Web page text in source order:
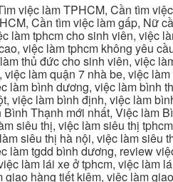
việc làm TPHCM, Cần tìm
Cần tìm việc làm gấp, Nữ
làm tphcm cho sinh viên, việc
việc làm tphcm không yêu
thủ đức cho sinh viên, việc
làm quận 7 nhà be, việc
làm bình dương, việc làm bình
việc làm bình định, việc làm
Thạnh mới nhất, Việc làm
siêu thị, việc làm siêu thị
siêu thị hà nội, việc làm siêu
làm tgdd bình dương, review
làm lái xe ở tphcm, việc làm
hàng tiết kiệm, việc làm